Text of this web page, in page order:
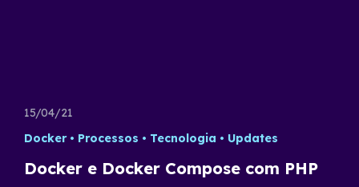
15/04/21
Docker
Processos Tecnologia Updates
Docker e Docker Compose com PHP